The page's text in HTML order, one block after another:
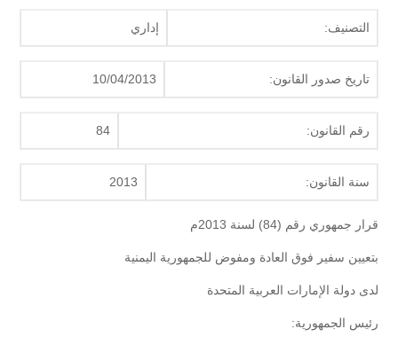
التصنيف: إداري
تاريخ صدور القانون: 10/04/2013
رقم القانون: 84
سنة القانون: 2013
قرار جمهوري رقم (84) لسنة 2013م
بتعيين سفير فوق العادة ومفوض للجمهورية اليمنية
لدى دولة الإمارات العربية المتحدة
رئيس الجمهورية: